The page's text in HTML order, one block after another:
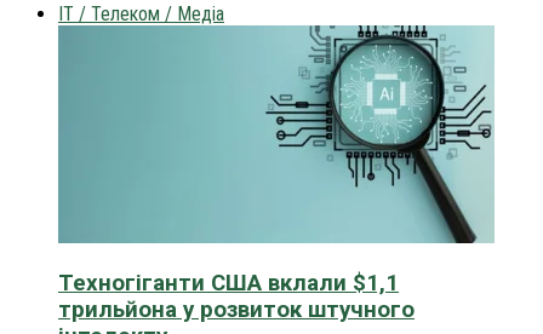
IT / Телеком / Медіа
Техногіганти США вклали $1,1
трильйона у розвиток штучного